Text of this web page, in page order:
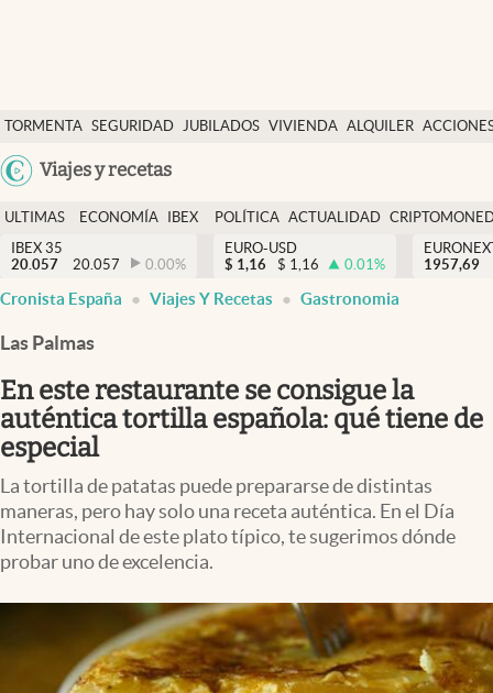
TORMENTA SEGURIDAD JUBILADOS VIVIENDA ALQUILER
USA
Viajes y recetas
Economía y finanzas
Política
Actualidad
Criptomonedas
España
ULTIMAS
NOTICIAS
ECONOMÍA
FINANZAS
IBEX
EURO
POLÍTICA ACTUALIDAD
IBEX 35
20.057
20.057 0.00%
EURO-USD
$ 1,16 $ 1,16 0.01%
1957,69
Cronista España Viajes Y Recetas Gastronomia
Las Palmas
En este restaurante se consigue la
auténtica tortilla española: qué tiene de
especial
La tortilla de patatas puede prepararse de distintas
maneras, pero hay solo una receta auténtica. En el Día
Internacional de este plato típico, te sugerimos dónde
probar uno de excelencia.